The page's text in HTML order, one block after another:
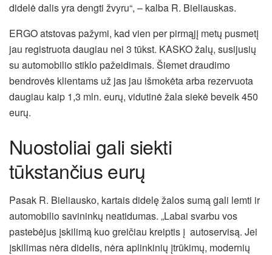
didelė dalis yra dengti žvyru“, – kalba R. Bieliauskas.
ERGO atstovas pažymi, kad vien per pirmąjį metų pusmetį
jau registruota daugiau nei 3 tūkst. KASKO žalų, susijusių
su automobilio stiklo pažeidimais. Šiemet draudimo
bendrovės klientams už jas jau išmokėta arba rezervuota
daugiau kaip 1,3 mln. eurų, vidutinė žala siekė beveik 450
eurų.
Nuostoliai gali siekti
tūkstančius eurų
Pasak R. Bieliausko, kartais didelę žalos sumą gali lemti ir
automobilio savininkų neatidumas. „Labai svarbu vos
pastebėjus įskilimą kuo greičiau kreiptis į autoservisą. Jei
įskilimas nėra didelis, nėra aplinkinių įtrūkimų, modernių